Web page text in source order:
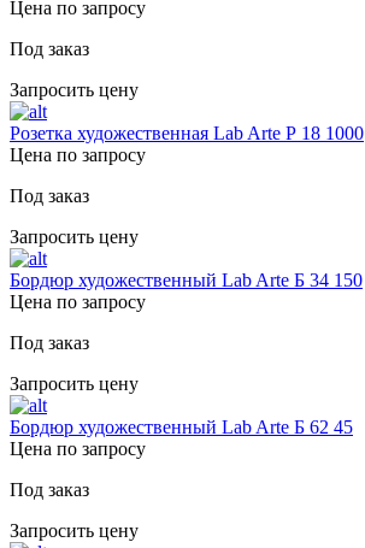
Цена по запросу
Под заказ
Запросить цену
Розетка художественная Lab Arte Р 18 1000
Цена по запросу
Под заказ
Запросить цену
Бордюр художественный Lab Arte Б 34 150
Цена по запросу
Под заказ
Запросить цену
Бордюр художественный Lab Arte Б 62 45
Цена по запросу
Под заказ
Запросить цену